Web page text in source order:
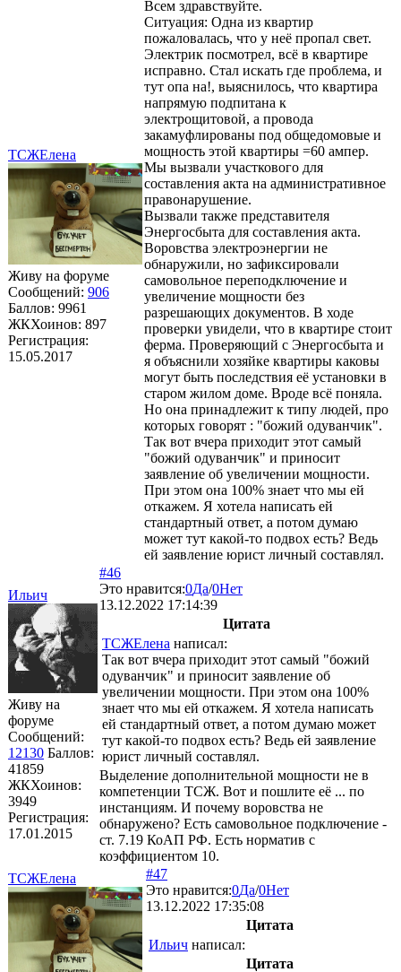
ТСЖЕлена
Живу на форуме
Сообщений: 906
Баллов: 9961
ЖКХоинов: 897
Регистрация:
15.05.2017
Всем здравствуйте.
Ситуация: Одна из квартир
пожаловалась, что у неё пропал свет.
Электрик посмотрел, всё в квартире
исправно. Стал искать где проблема, и
тут опа на!, выяснилось, что квартира
напрямую подпитана к
электрощитовой, а провода
закамуфлированы под общедомовые и
мощность этой квартиры =60 ампер.
Мы вызвали участкового для
составления акта на административное
правонарушение.
Вызвали также представителя
Энергосбыта для составления акта.
Воровства электроэнергии не
обнаружили, но зафиксировали
самовольное переподключение и
увеличение мощности без
разрешающих документов. В ходе
проверки увидели, что в квартире стоит
ферма. Проверяющий с Энергосбыта и
я объяснили хозяйке квартиры каковы
могут быть последствия её установки в
старом жилом доме. Вроде всё поняла.
Но она принадлежит к типу людей, про
которых говорят : "божий одуванчик".
Так вот вчера приходит этот самый
"божий одуванчик" и приносит
заявление об увеличении мощности.
При этом она 100% знает что мы ей
откажем. Я хотела написать ей
стандартный ответ, а потом думаю
может тут какой-то подвох есть? Ведь
ей заявление юрист личный составлял.
Ильич
Живу на
форуме
Сообщений:
12130 Баллов:
41859
ЖКХоинов:
3949
Регистрация:
17.01.2015
#46
Это нравится:0Да/0Нет
13.12.2022 17:14:39
Цитата
ТСЖЕлена написал:
Так вот вчера приходит этот самый "божий
одуванчик" и приносит заявление об
увеличении мощности. При этом она 100%
знает что мы ей откажем. Я хотела написать
ей стандартный ответ, а потом думаю может
тут какой-то подвох есть? Ведь ей заявление
юрист личный составлял.
Выделение дополнительной мощности не в
компетенции ТСЖ. Вот и пошлите её ... по
инстанциям. И почему воровства не
обнаружено? Есть самовольное подключение -
ст. 7.19 КоАП РФ. Есть норматив с
коэффициентом 10.
ТСЖЕлена
#47
Это нравится:0Да/0Нет
13.12.2022 17:35:08
Цитата
Ильич написал:
Цитата